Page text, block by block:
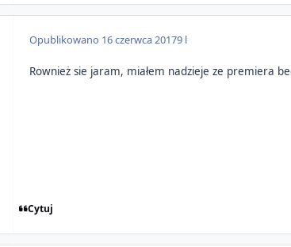
Opublikowano 16 czerwca 20179 l
Rownież sie jaram, miałem nadzieje ze premiera
Cytuj